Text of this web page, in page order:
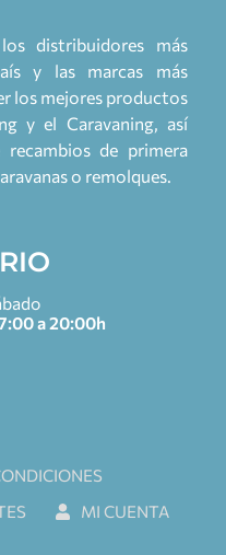
distribuidores más
y las marcas más
los mejores productos
y el Caravaning, así
de primera
o remolques.
a 20:00h
MI CUENTA